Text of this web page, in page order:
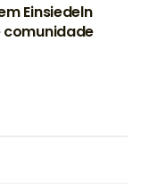
Einsiedeln